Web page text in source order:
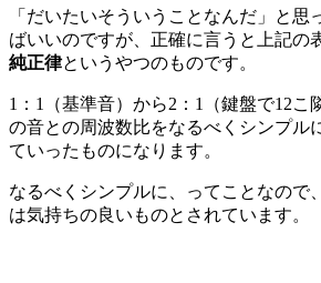
「だいたいそういうことなんだ」と思
ばいいのですが、正確に言うと上記の
純正律というやつのものです。
1 ： 1 （基準音）から2 ： 1 （鍵盤で12こ
の音との周波数比をなるべくシンプル
ていったものになります。
なるべくシンプルに、ってことなので
は気持ちの良いものとされています。